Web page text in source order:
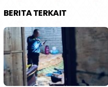
BERITA TERKAIT